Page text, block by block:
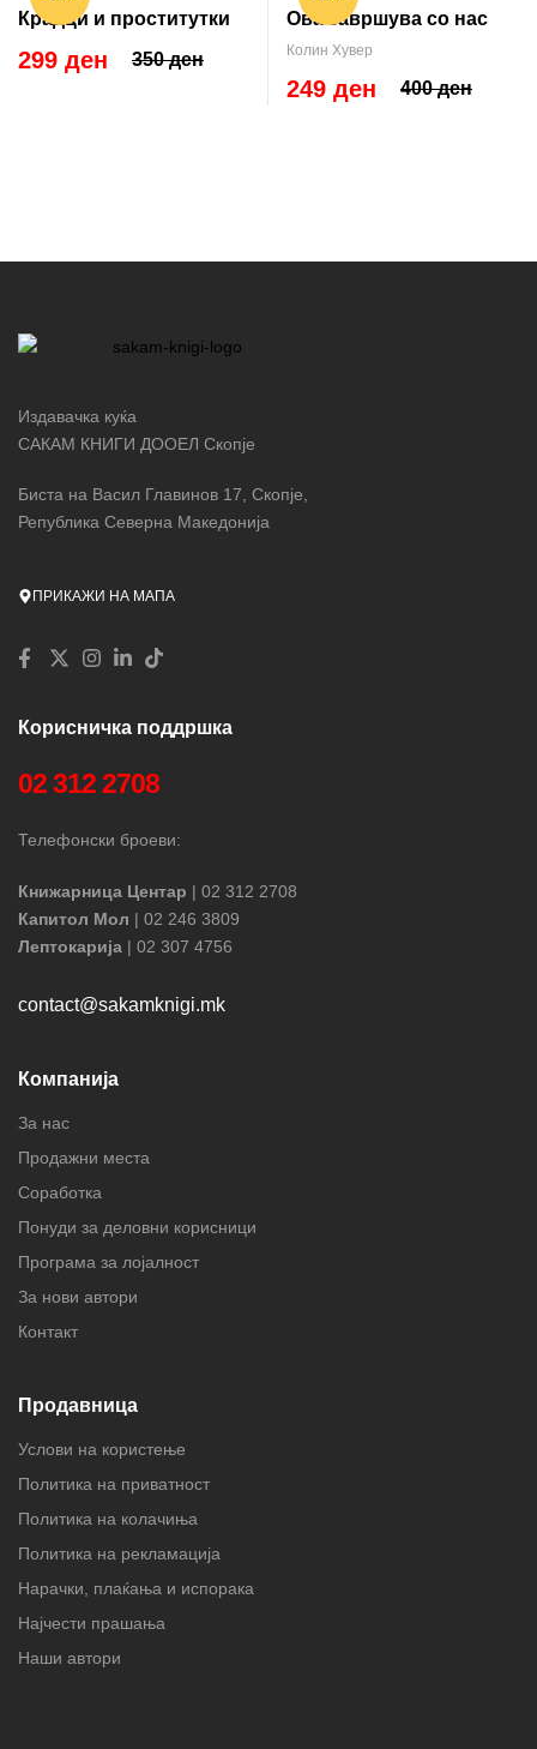
Крадци и проститутки
350 ден
299 ден
Ова завршува со нас
Колин Хувер
400 ден
249 ден
Издавачка куќа
САКАМ КНИГИ ДООЕЛ Скопје
Биста на Васил Главинов 17, Скопје,
Република Северна Македонија
ПРИКАЖИ НА МАПА
Корисничка поддршка
02 312 2708
Телефонски броеви:
Книжарница Центар | 02 312 2708
Капитол Мол | 02 246 3809
Лептокарија | 02 307 4756
contact@sakamknigi.mk
Компанија
За нас
Продажни места
Соработка
Понуди за деловни корисници
Програма за лојалност
За нови автори
Контакт
Продавница
Услови на користење
Политика на приватност
Политика на колачиња
Политика на рекламација
Нарачки, плаќања и испорака
Најчести прашања
Наши автори